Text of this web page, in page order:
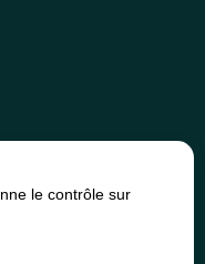
le contrôle sur